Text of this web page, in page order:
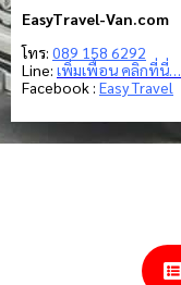
EasyTravel-Van.com
โทร: 089 158 6292
Line: เพิ่มเพื่อน คลิกที่นี่…
Facebook : Easy Travel